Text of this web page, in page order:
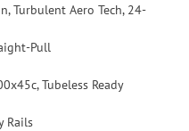
Turbulent Aero Tech, 24-
Pull
Tubeless Ready
Rails